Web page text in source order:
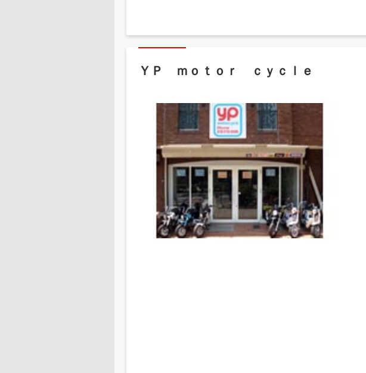
ＹＰ ｍｏｔｏｒ ｃｙｃｌｅ